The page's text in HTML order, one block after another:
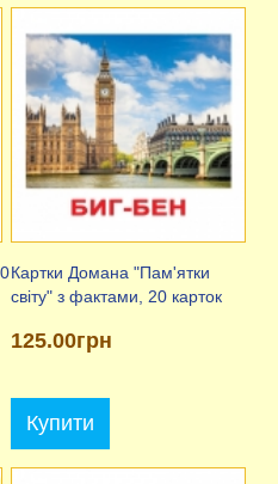
Картки Домана "Пам'ятки
світу" з фактами, 20 карток
125.00грн
Купити